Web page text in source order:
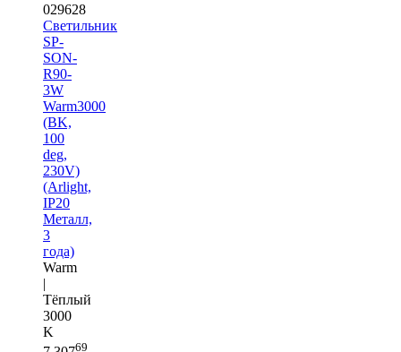
029628
Светильник
SP-
SON-
R90-
3W
Warm3000
(BK,
100
deg,
230V)
(Arlight,
IP20
Металл,
3
года)
Warm
|
Тёплый
3000
K
69